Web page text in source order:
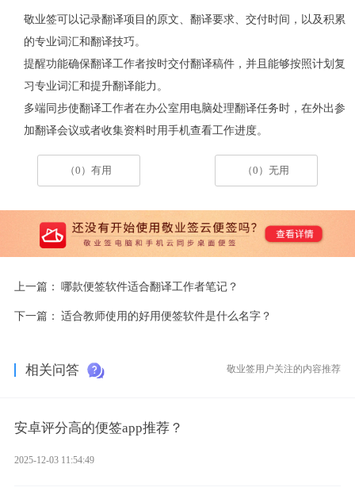
敬业签可以记录翻译项目的原文、翻译要求、交付时间，以及积累
的专业词汇和翻译技巧。
提醒功能确保翻译工作者按时交付翻译稿件，并且能够按照计划复
习专业词汇和提升翻译能力。
多端同步使翻译工作者在办公室用电脑处理翻译任务时，在外出参
加翻译会议或者收集资料时用手机查看工作进度。
（0）有用 （0）无用
上一篇： 哪款便签软件适合翻译工作者笔记？
下一篇： 适合教师使用的好用便签软件是什么名字？
相关问答 敬业签用户关注的内容推荐
安卓评分高的便签app推荐？
2025-12-03 11:54:49